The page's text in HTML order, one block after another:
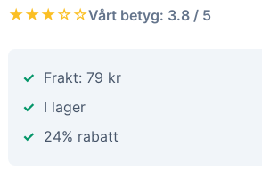
★★★☆☆Vårt betyg: 3.8 / 5
Frakt: 79 kr
I lager
24% rabatt